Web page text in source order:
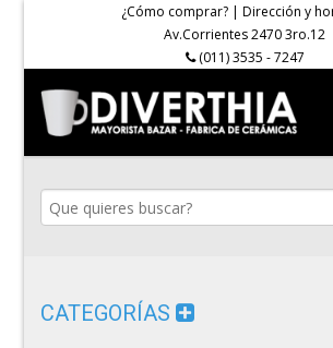
¿Cómo comprar? | Dirección y
Av.Corrientes 2470 3ro.12
(011) 3535 - 7247
CATEGORÍAS